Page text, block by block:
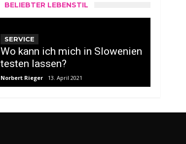
BELIEBTER LEBENSTIL
SERVICE
Wo kann ich mich in Slowenien
testen lassen?
Norbert Rieger 13. April 2021